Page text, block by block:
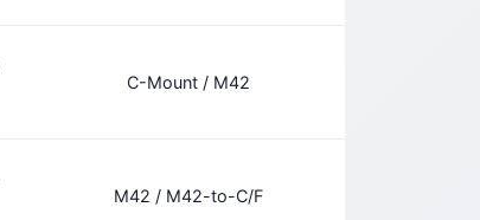
C-Mount / M42
M42 / M42-to-C/F